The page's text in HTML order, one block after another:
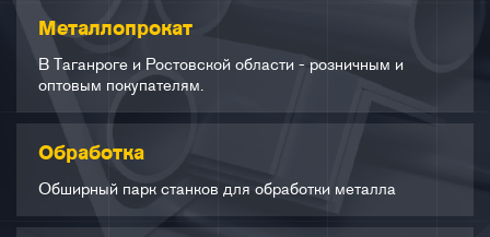
Металлопрокат
В Таганроге и Ростовской области - розничным и
оптовым покупателям.
Обработка
Обширный парк станков для обработки металла